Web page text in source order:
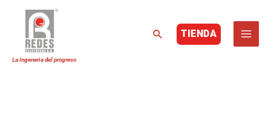
BuscarTIENDA